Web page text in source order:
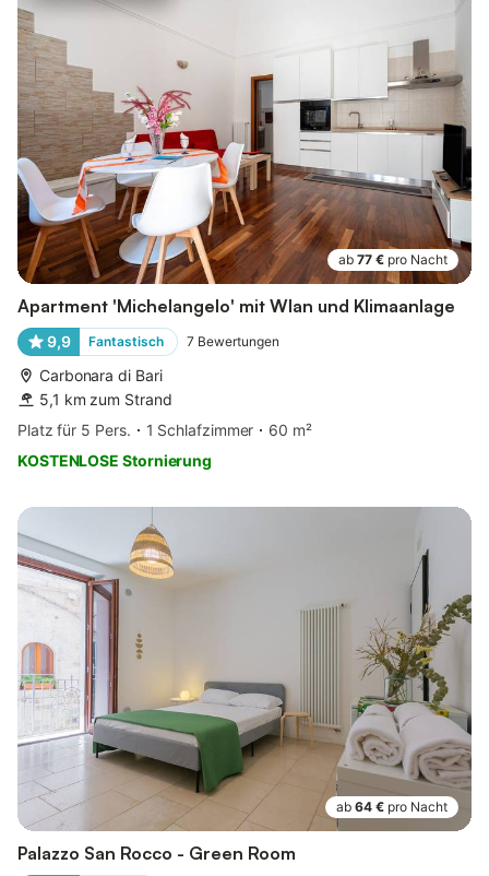
ab 77 € pro Nacht
Apartment 'Michelangelo' mit Wlan und Klimaanlage
9,9 Fantastisch 7 Bewertungen
Carbonara di Bari
5,1 km zum Strand
Platz für 5 Pers.
1 Schlafzimmer
60 m²
KOSTENLOSE Stornierung
ab 64 € pro Nacht
Palazzo San Rocco - Green Room